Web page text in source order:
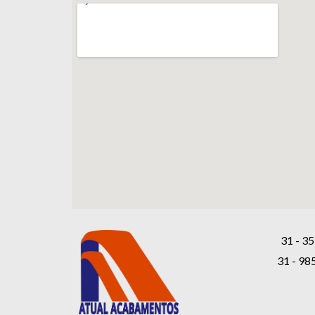
31 -
31 -